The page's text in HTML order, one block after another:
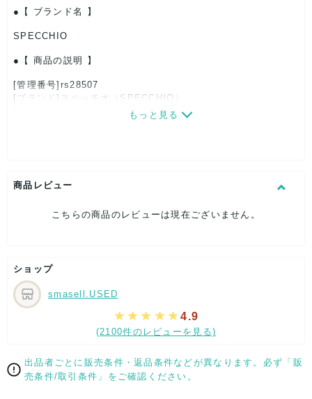
【 ブランド名 】
SPECCHIO
【 商品の説明 】
[管理番号]rs28507
[ブランド]スペッチオ（SPECCHIO）
表記サイズ：40
肩幅：約28cm
身幅：約29cm
こちらはUSED品になりますが、
特記する程のダメージはなく、状態良好なお品になります。
ダメージがある場合はできる限り、撮影しておりますので、
表記サイズ：40
もっと見る
商品レビュー
こちらの商品のレビューは現在ございません。
ショップ
smasell.USED
4.9
(2100件のレビューを見る)
出品者ごとに販売条件・返品条件などが異なります。必ず「販
売条件/取引条件」をご確認ください。